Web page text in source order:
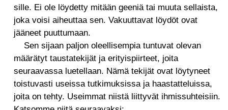
sille. Ei ole löydetty mitään geeniä tai muuta sellaista,
joka voisi aiheuttaa sen. Vakuuttavat löydöt ovat
jääneet puuttumaan.
Sen sijaan paljon oleellisempia tuntuvat olevan
määrätyt taustatekijät ja erityispiirteet, joita
seuraavassa luetellaan. Nämä tekijät ovat löytyneet
toistuvasti useissa tutkimuksissa ja haastatteluissa,
joita on tehty. Useimmat niistä liittyvät ihmissuhteisiin.